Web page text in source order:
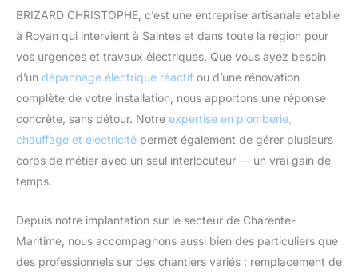
BRIZARD CHRISTOPHE, c’est une entreprise artisanale établie
à Royan qui intervient à Saintes et dans toute la région pour
vos urgences et travaux électriques. Que vous ayez besoin
d’un dépannage électrique réactif ou d’une rénovation
complète de votre installation, nous apportons une réponse
concrète, sans détour. Notre expertise en plomberie,
chauffage et électricité permet également de gérer plusieurs
corps de métier avec un seul interlocuteur — un vrai gain de
temps.
Depuis notre implantation sur le secteur de Charente-
Maritime, nous accompagnons aussi bien des particuliers que
des professionnels sur des chantiers variés : remplacement de